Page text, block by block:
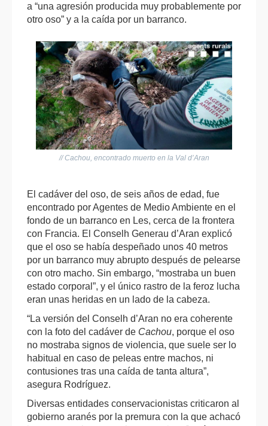
a “una agresión producida muy probablemente por
otro oso” y a la caída por un barranco.
// Cachou, encontrado muerto en la Val d’Aran
El cadáver del oso, de seis años de edad, fue
encontrado por Agentes de Medio Ambiente en el
fondo de un barranco en Les, cerca de la frontera
con Francia. El Conselh Generau d’Aran explicó
que el oso se había despeñado unos 40 metros
por un barranco muy abrupto después de pelearse
con otro macho. Sin embargo, “mostraba un buen
estado corporal”, y el único rastro de la feroz lucha
eran unas heridas en un lado de la cabeza.
“La versión del Conselh d’Aran no era coherente
con la foto del cadáver de Cachou, porque el oso
no mostraba signos de violencia, que suele ser lo
habitual en caso de peleas entre machos, ni
contusiones tras una caída de tanta altura”,
asegura Rodríguez.
Diversas entidades conservacionistas criticaron al
gobierno aranés por la premura con la que achacó